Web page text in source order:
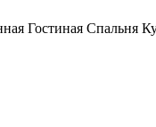
Гостиная Спальня